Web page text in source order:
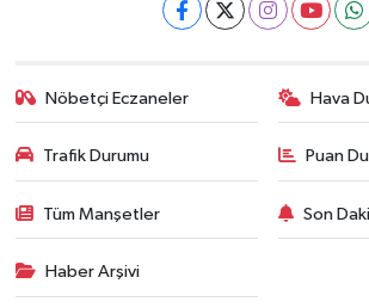
Nöbetçi Eczaneler Hava
Trafik Durumu Puan
Tüm Manşetler Son
Haber Arşivi